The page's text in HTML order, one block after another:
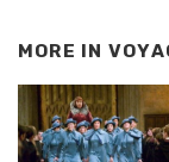
MORE IN